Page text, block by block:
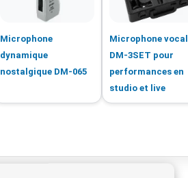
Microphone
dynamique
nostalgique DM-065
Microphone vocal
DM-3SET pour
performances en
studio et live